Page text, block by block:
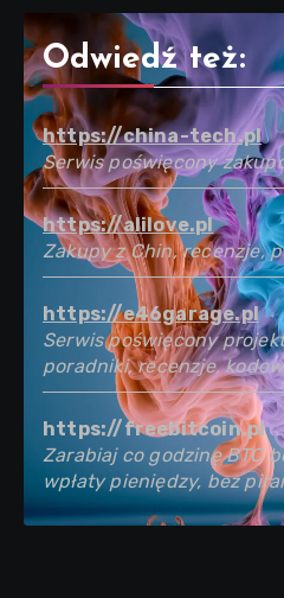
Odwiedź też:
https://china-tech.pl
Serwis poświęcony
https://alilove.pl
Zakupy z Chin, recenzje,
https://e46garage.pl
Serwis poświęcony
poradniki, recenzje,
https://freebitcoin.pl
Zarabiaj co godzinę BTC
wpłaty pieniędzy, bez